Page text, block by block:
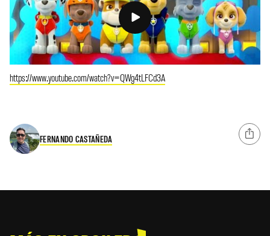
https://www.youtube.com/watch?v=QWg4tLFCd3A
FERNANDO CASTAÑEDA